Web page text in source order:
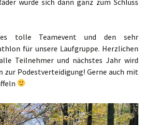
tolle Teamevent und den sehr
für unsere Laufgruppe. Herzlichen
Teilnehmer und nächstes Jahr wird
zur Podestverteidigung! Gerne auch mit